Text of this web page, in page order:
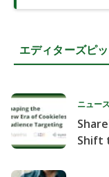
エディターズピ
ニュース
Shift